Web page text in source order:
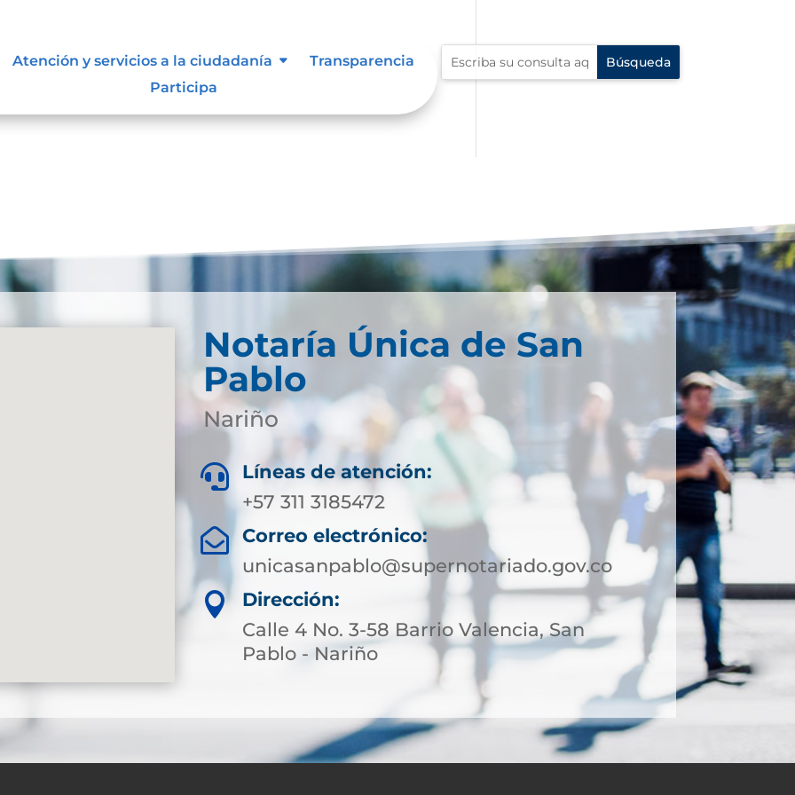
Atención y servicios a la ciudadanía
Transparencia
Participa
información
Notaría Única de San
Pablo
Nariño

Líneas de atención:
+57 311 3185472

Correo electrónico:
unicasanpablo@supernotariado.gov.co

Dirección:
Calle 4 No. 3-58 Barrio Valencia, San
Pablo - Nariño